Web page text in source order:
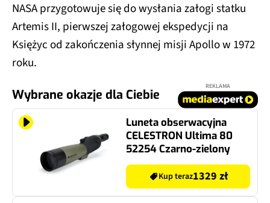
NASA przygotowuje się do wysłania załogi statku
Artemis II, pierwszej załogowej ekspedycji na
Księżyc od zakończenia słynnej misji Apollo w 1972
roku.
Wybrane okazje dla Ciebie
REKLAMA
Luneta obserwacyjna
CELESTRON Ultima 80
52254 Czarno-zielony
Kup teraz1329 zł